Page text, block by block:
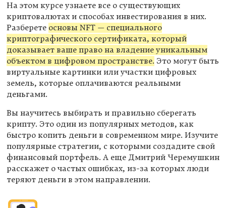
На этом курсе узнаете все о существующих
криптовалютах и способах инвестирования в них.
Разберете основы NFT — специального
криптографического сертификата, который
доказывает ваше право на владение уникальным
объектом в цифровом пространстве. Это могут быть
виртуальные картинки или участки цифровых
земель, которые оплачиваются реальными
деньгами.
Вы научитесь выбирать и правильно сберегать
крипту. Это один из популярных методов, как
быстро копить деньги в современном мире. Изучите
популярные стратегии, с которыми создадите свой
финансовый портфель. А еще Дмитрий Черемушкин
расскажет о частых ошибках, из-за которых люди
теряют деньги в этом направлении.